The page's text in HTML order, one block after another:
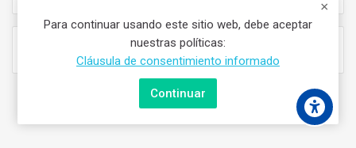
Siguiente
Arpa 3er Año PFI
Para continuar usando este sitio web, debe aceptar
nuestras políticas:
Cláusula de consentimiento informado
Continuar